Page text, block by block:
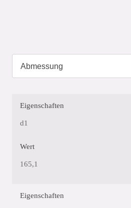
Eigenschaften
d1
Wert
165,1
Eigenschaften